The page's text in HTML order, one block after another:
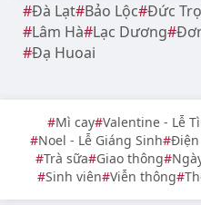
Đà Lạt Bảo Lộc Đức
Lâm Hà Lạc Dương
Đạ Huoai
Mì cay Valentine - Lễ
Noel - Lễ Giáng Sinh
Trà sữa Giao thông
Sinh viên Viễn thông